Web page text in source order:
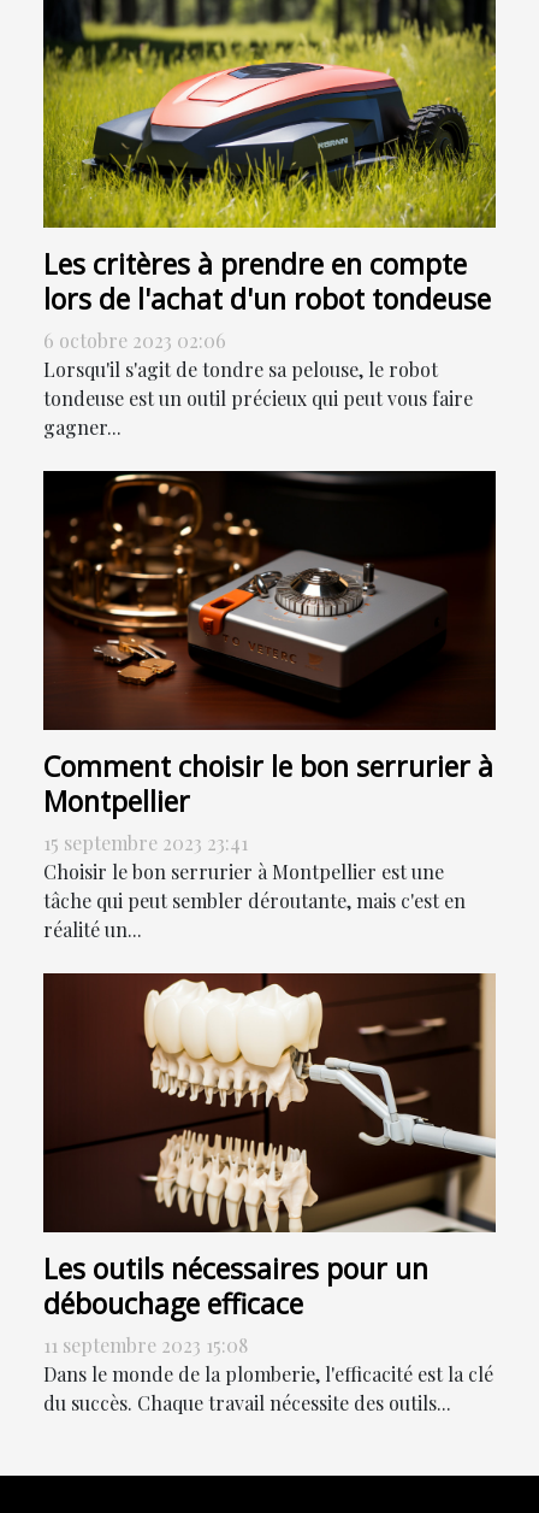
Les critères à prendre en compte
lors de l'achat d'un robot tondeuse
6 octobre 2023 02:06
Lorsqu'il s'agit de tondre sa pelouse, le robot
tondeuse est un outil précieux qui peut vous faire
gagner...
Comment choisir le bon serrurier à
Montpellier
15 septembre 2023 23:41
Choisir le bon serrurier à Montpellier est une
tâche qui peut sembler déroutante, mais c'est en
réalité un...
Les outils nécessaires pour un
débouchage efficace
11 septembre 2023 15:08
Dans le monde de la plomberie, l'efficacité est la clé
du succès. Chaque travail nécessite des outils...